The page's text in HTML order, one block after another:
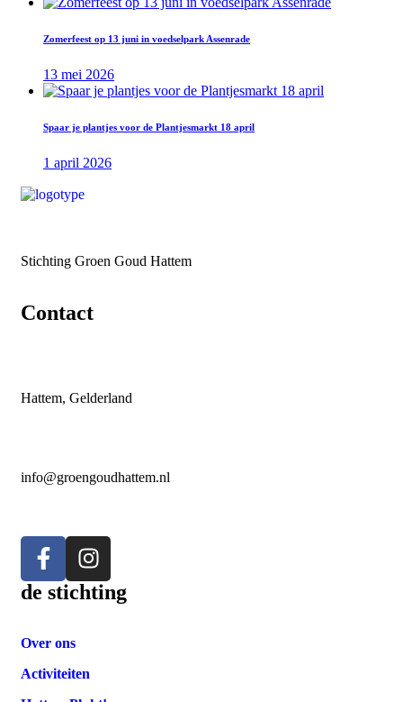
Zomerfeest op 13 juni in voedselpark Assenrade
13 mei 2026
Spaar je plantjes voor de Plantjesmarkt 18 april
1 april 2026
Stichting Groen Goud Hattem
Contact
Hattem, Gelderland
info@groengoudhattem.nl
de stichting
Over ons
Activiteiten